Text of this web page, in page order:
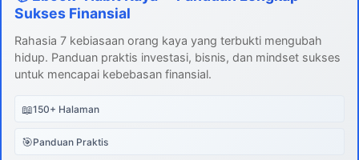
Sukses Finansial
Rahasia 7 kebiasaan orang kaya yang terbukti mengubah
hidup. Panduan praktis investasi, bisnis, dan mindset sukses
untuk mencapai kebebasan finansial.
📖150+ Halaman
🎯Panduan Praktis